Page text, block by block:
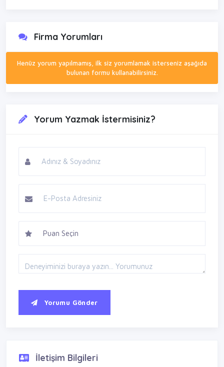
Firma Yorumları
Henüz yorum yapılmamış, ilk siz yorumlamak isterseniz aşağıda
bulunan formu kullanabilirsiniz.
Yorum Yazmak İstermisiniz?
Yorumu Gönder
İletişim Bilgileri